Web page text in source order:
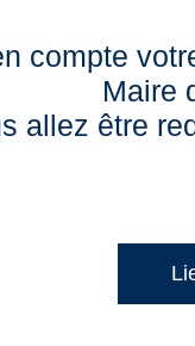
compte
Maire
allez être